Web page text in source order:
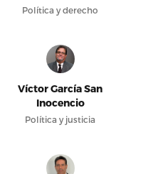
Política y derecho
Víctor García San
Inocencio
Política y justicia